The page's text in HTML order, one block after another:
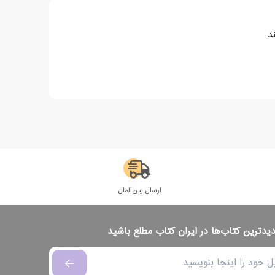
ارسال بین‌الملل
کتاب‌ها در ایران کتاب مطلع باشید